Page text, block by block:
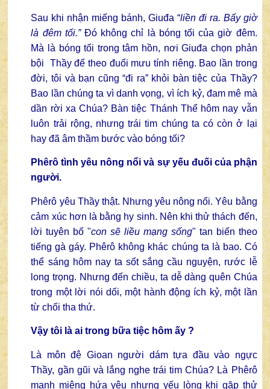
Sau khi nhận miếng bánh, Giuđa “liền đi ra. Bấy giờ
là đêm tối.”Đó không chỉ là bóng tối của giờ đêm.
Mà là bóng tối trong tâm hồn, nơi Giuđa chọn phản
bội Thầy để theo đuổi mưu tính riêng. Bao lần trong
đời, tôi và bạn cũng “đi ra” khỏi bàn tiệc của Thầy?
Bao lần chúng ta vì danh vọng, vì ích kỷ, đam mê mà
dần rời xa Chúa? Bàn tiệc Thánh Thể hôm nay vẫn
luôn trải rộng, nhưng trái tim chúng ta có còn ở lại
hay đã âm thầm bước vào bóng tối?
Phêrô tình yêu nông nổi và sự yếu đuối của phận
người.
Phêrô yêu Thầy thật. Nhưng yêu nông nổi. Yêu bằng
cảm xúc hơn là bằng hy sinh. Nên khi thử thách đến,
lời tuyên bố "con sẽ liều mạng sống" tan biến theo
tiếng gà gáy. Phêrô không khác chúng ta là bao. Có
thể sáng hôm nay ta sốt sắng cầu nguyện, rước lễ
long trọng. Nhưng đến chiều, ta dễ dàng quên Chúa
trong một lời nói dối, một hành động ích kỷ, một lần
từ chối tha thứ.
Vậy tôi là ai trong bữa tiệc hôm ấy ?
Là môn đệ Gioan người dám tựa đầu vào ngực
Thầy, gần gũi và lắng nghe trái tim Chúa? Là Phêrô
mạnh miệng hứa yêu nhưng yếu lòng khi gặp thử